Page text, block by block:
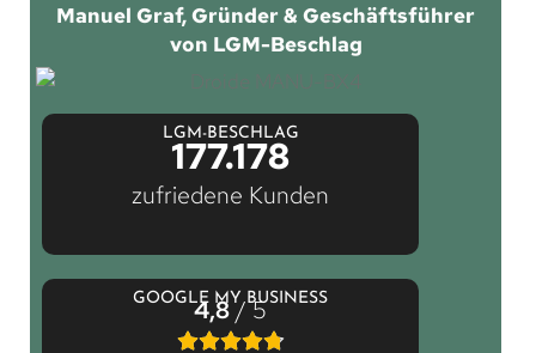
Manuel Graf, Gründer & Geschäftsführer
von LGM-Beschlag
LGM-BESCHLAG
177.178
zufriedene Kunden
GOOGLE MY BUSINESS
4,8/ 5